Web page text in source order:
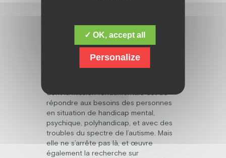
dont la mission fondamentale est de
répondre aux besoins des personnes
en situation de handicap mental,
psychique, polyhandicap, et avec des
troubles du spectre de l’autisme. Mais
elle ne s’arrête pas là, et œuvre
également la recherche sur
✓ OK, accept all
Personalize